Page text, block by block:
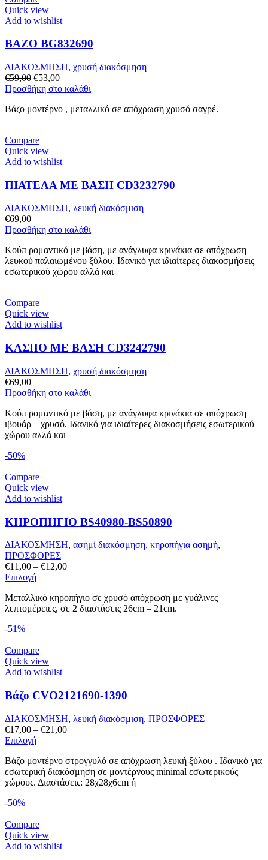
Quick view
Add to wishlist
ΒΑΖΟ BG832690
ΔΙΑΚΟΣΜΗΣΗ, χρυσή διακόσμηση
€59,00 Original
price
€59,00.
€53,00Η
τρέχουσα
είναι:
Προσθήκη στο καλάθι
Βάζο μοντέρνο , μεταλλικό σε απόχρωση χρυσό σαγρέ.
Compare
Quick view
Add to wishlist
ΠΙΑΤΕΛΑ ΜΕ ΒΑΣΗ CD3232790
ΔΙΑΚΟΣΜΗΣΗ, λευκή διακόσμιση
€69,00
Προσθήκη στο καλάθι
Κούπ ρομαντικό με βάση, με ανάγλυφα κρινάκια σε απόχρωση
λευκού παλαιωμένου ξύλου. Ιδανικό για ιδιαίτερες διακοσμήσεις
εσωτερικού χώρου αλλά και
Compare
Quick view
Add to wishlist
ΚΑΣΠΟ ΜΕ ΒΑΣΗ CD3242790
ΔΙΑΚΟΣΜΗΣΗ, χρυσή διακόσμηση
€69,00
Προσθήκη στο καλάθι
Κούπ ρομαντικό με βάση, με ανάγλυφα κρινάκια σε απόχρωση
ιβουάρ – χρυσό. Ιδανικό για ιδιαίτερες διακοσμήσεις εσωτερικού
χώρου αλλά και
-50%
Compare
Quick view
Add to wishlist
ΚΗΡΟΠΗΓΙΟ BS40980-BS50890
ΔΙΑΚΟΣΜΗΣΗ, ασημί διακόσμηση, κηροπήγια ασημή,
ΠΡΟΣΦΟΡΕΣ
€11,00 – €12,00Price
through
€12,00
ΕπιλογήΑυτό
προϊόν
έχει
επιλογές
μπορούν
να
στη
του
προϊόντος
Μεταλλικό κηροπήγιο σε χρυσό απόχρωση με γυάλινες
λεπτομέρειες, σε 2 διαστάσεις 26cm – 21cm.
-51%
Compare
Quick view
Add to wishlist
Βάζο CVO2121690-1390
ΔΙΑΚΟΣΜΗΣΗ, λευκή διακόσμιση, ΠΡΟΣΦΟΡΕΣ
€17,00 – €21,00Price
through
€21,00
ΕπιλογήΑυτό
προϊόν
έχει
πολλαπλές
μπορούν
να
επιλεγούν
Βάζο μοντέρνο στρογγυλό σε απόχρωση λευκή ξύλου . Ιδανικό για
εσωτερική διακόσμηση σε μοντέρνους minimal εσωτερικούς
χώρους. Διαστάσεις: 28χ28χ6cm ή
-50%
Compare
Quick view
Add to wishlist